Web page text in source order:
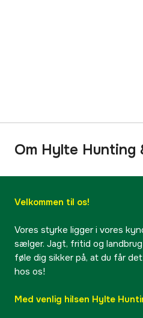
Om Hylte Hunting
Velkommen til os!
Vores styrke ligger i vores
sælger. Jagt, fritid og
føle dig sikker på, at du får
hos os!
Med venlig hilsen Hylte